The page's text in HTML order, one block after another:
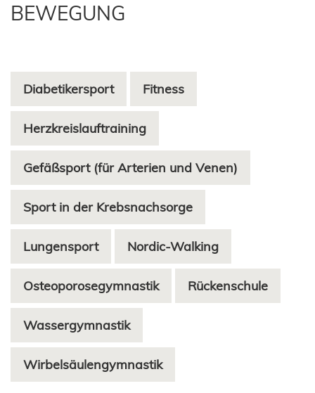
BEWEGUNG
Diabetikersport Fitness
Herzkreislauftraining
Gefäßsport (für Arterien und Venen)
Sport in der Krebsnachsorge
Lungensport Nordic-Walking
Osteoporosegymnastik Rückenschule
Wassergymnastik
Wirbelsäulengymnastik